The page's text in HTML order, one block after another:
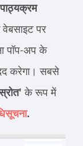
पाठ्यक्रम
पर
पॉप-अप के
करेगा। सबसे
के रूप में
.